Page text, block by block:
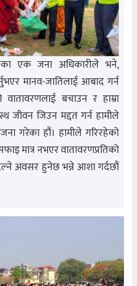
एक जना अधिकारीले भने,
मानव-जातिलाई आबाद गर्न
बचाउन र हाम्रा
जीवन जिउन मद्दत गर्न हामीले
गरेका हौं। हामीले गरिरहेको
मात्र नभएर वातावरणप्रतिको
अवसर हुनेछ भन्ने आशा गर्दछौं